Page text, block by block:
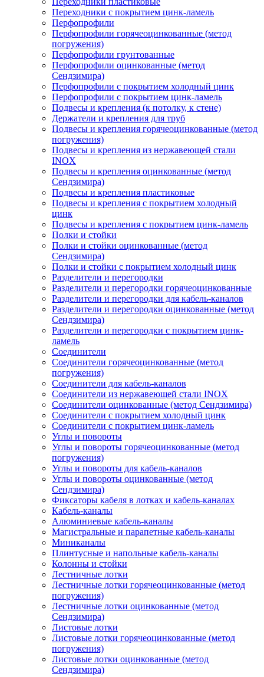
Переходники с покрытием цинк-ламель
Перфопрофили
Перфопрофили горячеоцинкованные (метод
погружения)
Перфопрофили грунтованные
Перфопрофили оцинкованные (метод
Сендзимира)
Перфопрофили с покрытием холодный цинк
Перфопрофили с покрытием цинк-ламель
Подвесы и крепления (к потолку, к стене)
Держатели и крепления для труб
Подвесы и крепления горячеоцинкованные (метод
погружения)
Подвесы и крепления из нержавеющей стали
INOX
Подвесы и крепления оцинкованные (метод
Сендзимира)
Подвесы и крепления пластиковые
Подвесы и крепления с покрытием холодный
цинк
Подвесы и крепления с покрытием цинк-ламель
Полки и стойки
Полки и стойки оцинкованные (метод
Сендзимира)
Полки и стойки с покрытием холодный цинк
Разделители и перегородки
Разделители и перегородки горячеоцинкованные
Разделители и перегородки для кабель-каналов
Разделители и перегородки оцинкованные (метод
Сендзимира)
Разделители и перегородки с покрытием цинк-
ламель
Соединители
Соединители горячеоцинкованные (метод
погружения)
Соединители для кабель-каналов
Соединители из нержавеющей стали INOX
Соединители оцинкованные (метод Сендзимира)
Соединители с покрытием холодный цинк
Соединители с покрытием цинк-ламель
Углы и повороты
Углы и повороты горячеоцинкованные (метод
погружения)
Углы и повороты для кабель-каналов
Углы и повороты оцинкованные (метод
Сендзимира)
Фиксаторы кабеля в лотках и кабель-каналах
Кабель-каналы
Алюминиевые кабель-каналы
Магистральные и парапетные кабель-каналы
Миниканалы
Плинтусные и напольные кабель-каналы
Колонны и стойки
Лестничные лотки
Лестничные лотки горячеоцинкованные (метод
погружения)
Лестничные лотки оцинкованные (метод
Сендзимира)
Листовые лотки
Листовые лотки горячеоцинкованные (метод
погружения)
Листовые лотки оцинкованные (метод
Сендзимира)